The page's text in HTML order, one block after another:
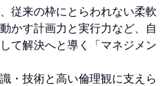
従来の枠にとらわれない柔軟
かす計画力と実行力など、自
て解決へと導く「マネジメン
・技術と高い倫理観に支えら